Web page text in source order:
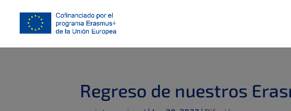
Regreso de nuestros